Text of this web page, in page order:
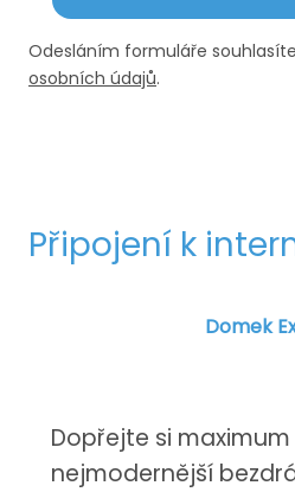
Odesláním formuláře
osobních údajů.
Připojení k
Domek
Dopřejte si
nejmodernější